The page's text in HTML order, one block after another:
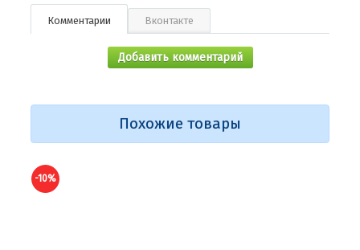
Комментарии Вконтакте
Добавить комментарий
Похожие товары
-10%